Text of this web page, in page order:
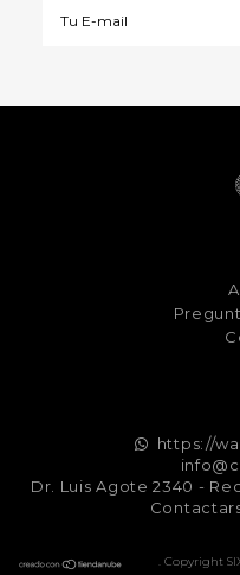
https://
Dr. Luis Agote 2340 -
. Copyright